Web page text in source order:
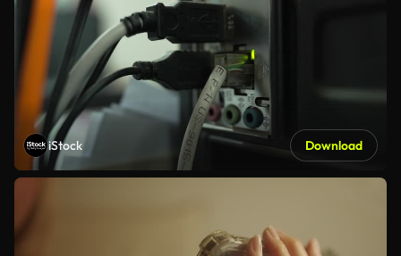
iStock Download